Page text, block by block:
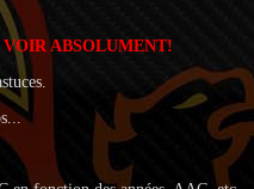
VOIR ABSOLUMENT!